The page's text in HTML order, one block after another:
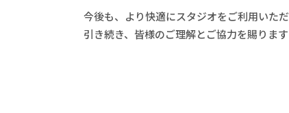
今後も、より快適にスタジオをご利用いた
引き続き、皆様のご理解とご協力を賜りま